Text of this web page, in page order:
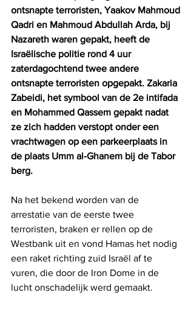
ontsnapte terroristen, Yaakov Mahmoud
Qadri en Mahmoud Abdullah Arda, bij
Nazareth waren gepakt, heeft de
Israëlische politie rond 4 uur
zaterdagochtend twee andere
ontsnapte terroristen opgepakt. Zakaria
Zabeidi, het symbool van de 2e intifada
en Mohammed Qassem gepakt nadat
ze zich hadden verstopt onder een
vrachtwagen op een parkeerplaats in
de plaats Umm al-Ghanem bij de Tabor
berg.
Na het bekend worden van de
arrestatie van de eerste twee
terroristen, braken er rellen op de
Westbank uit en vond Hamas het nodig
een raket richting zuid Israël af te
vuren, die door de Iron Dome in de
lucht onschadelijk werd gemaakt.